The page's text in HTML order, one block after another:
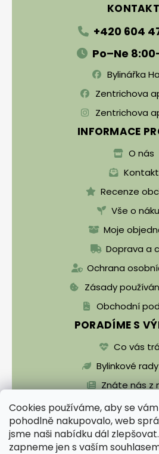
Cookies používáme, aby se
pohodlně nakupovalo, web
jsme naši nabídku dál
zapneme jen s vaším
KONTAKT
+420 604
Po–Ne
Bylinářka
Zentrichova
Zentrichova
INFORMACE
O nás
Kontakt
Recenze
Vše o
Moje
Doprava a
Ochrana
Zásady
Obchodní
PORADÍME S
Co vás
Bylinkové
Znáte nás z